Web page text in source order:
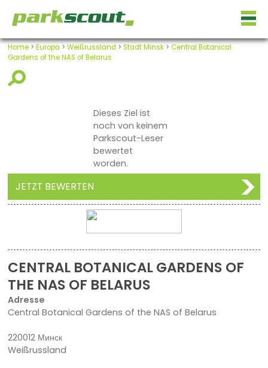
Home> Europa > Weißrussland > Stadt Minsk> Central Botanical
Gardens of the NAS of Belarus
Dieses Ziel ist
noch von keinem
Parkscout-Leser
bewertet
worden.
JETZT BEWERTEN
CENTRAL BOTANICAL GARDENS OF
THE NAS OF BELARUS
Adresse
Central Botanical Gardens of the NAS of Belarus
220012 Минск
Weißrussland